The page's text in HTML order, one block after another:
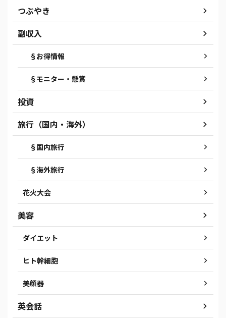
つぶやき
副収入
§お得情報
§モニター・懸賞
投資
旅行（国内・海外）
§国内旅行
§海外旅行
花火大会
美容
ダイエット
ヒト幹細胞
美顔器
英会話